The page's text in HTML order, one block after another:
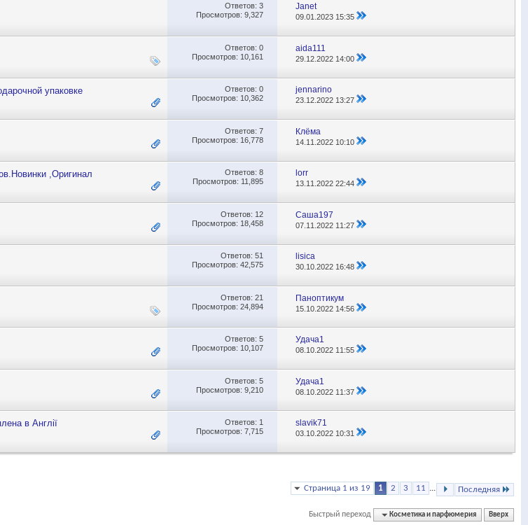
Ответов: 3
Просмотров: 9,327
Janet
09.01.202315:35
Ответов: 0
Просмотров: 10,161
aida111
29.12.2022 14:00
упаковке Ответов: 0
Просмотров: 10,362
jennarino
23.12.2022 13:27
Ответов: 7
Просмотров: 16,778
Клёма
14.11.2022 10:10
,Оригинал Ответов: 8
Просмотров: 11,895
lorr
13.11.202222:44
Ответов: 12
Просмотров: 18,458
Саша197
07.11.2022 11:27
Ответов: 51
Просмотров: 42,575
lisica
30.10.2022 16:48
Ответов: 21
Просмотров: 24,894
Паноптикум
15.10.2022 14:56
Ответов: 5
Просмотров: 10,107
Удача1
08.10.2022 11:55
Ответов: 5
Просмотров: 9,210
Удача1
08.10.2022 11:37
в Англії Ответов: 1
Просмотров: 7,715
slavik71
03.10.2022 10:31
Страница 1 из 19 1 2 3 11 ... Последняя
Быстрый переход Косметика и парфюмерия Вверх